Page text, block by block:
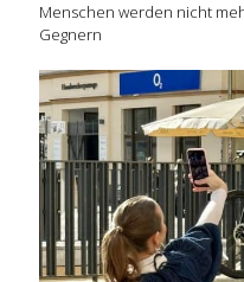
Menschen werden nicht
Gegnern